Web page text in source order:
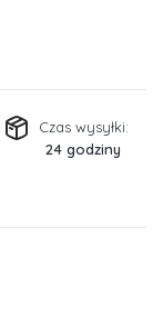
Czas wysyłki:
24 godziny